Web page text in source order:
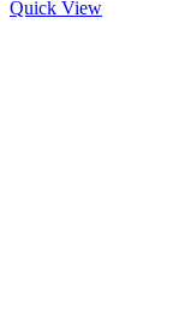
Quick View